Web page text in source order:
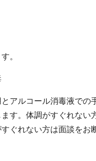
。
アルコール消毒液で
す。体調がすぐれな
ぐれない方は面談を